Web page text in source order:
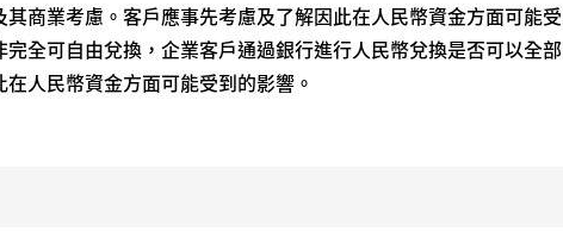
商業考慮。客戶應事先考慮及了解因此在人民幣資金方面可能
全可自由兌換，企業客戶通過銀行進行人民幣兌換是否可以全
人民幣資金方面可能受到的影響。